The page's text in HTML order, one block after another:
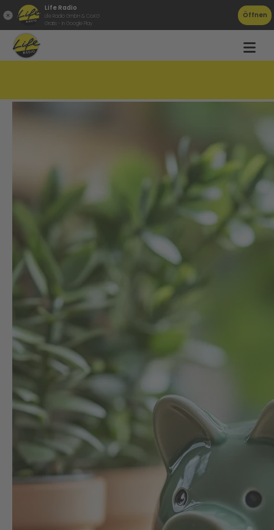
Life Radio
Life Radio GmbH & Co.KG
Gratis - in Google Play
Öffnen